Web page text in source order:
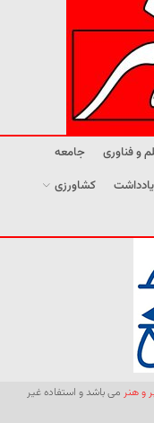
و فناوری
جامعه
یادداشت
کشاورزی
و هنر می باشد و استفاده غیر